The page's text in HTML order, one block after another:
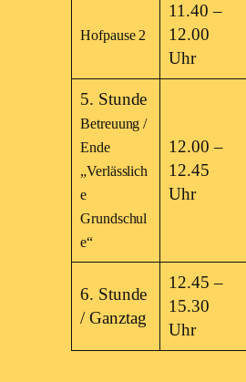
Hofpause 2
11.40 –
12.00
Uhr
5. Stunde
Betreuung /
Ende
„Verlässlich
e
Grundschul
e“
12.00 –
12.45
Uhr
6. Stunde
/Ganztag
12.45 –
15.30
Uhr